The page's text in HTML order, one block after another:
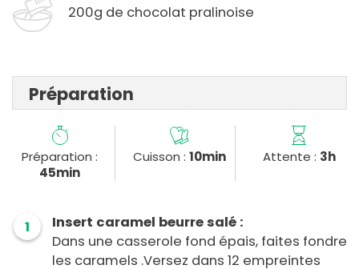
200g de chocolat pralinoise
Préparation
Préparation :
45min
Cuisson : 10min Attente : 3h
1
Insert caramel beurre salé :
Dans une casserole fond épais, faites fondre
les caramels .Versez dans 12 empreintes